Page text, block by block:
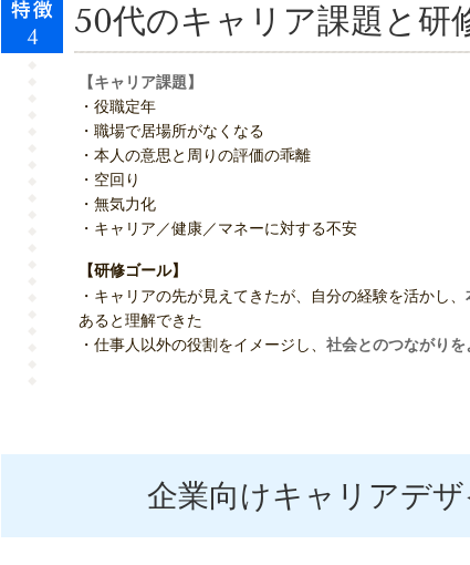
50代のキャリア課題と研
【キャリア課題】
・役職定年
・職場で居場所がなくなる
・本人の意思と周りの評価の乖離
・空回り
・無気力化
・キャリア／健康／マネーに対する不安
【研修ゴール】
・キャリアの先が見えてきたが、自分の経験を活かし、
あると理解できた
・仕事人以外の役割をイメージし、 社会とのつながりを
企業向けキャリアデ